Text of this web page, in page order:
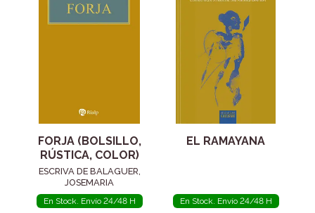
FORJA (BOLSILLO,
RÚSTICA, COLOR)
ESCRIVA DE BALAGUER,
JOSEMARIA
En Stock. Envío 24/48 H
EL RAMAYANA
En Stock. Envío 24/48 H